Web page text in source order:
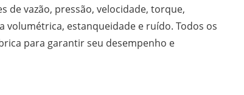
de vazão, pressão, velocidade, torque,
volumétrica, estanqueidade e ruído. Todos os
para garantir seu desempenho e